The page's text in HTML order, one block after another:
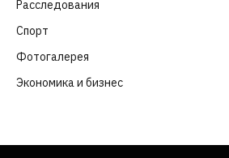
Расследования
Спорт
Фотогалерея
Экономика и бизнес